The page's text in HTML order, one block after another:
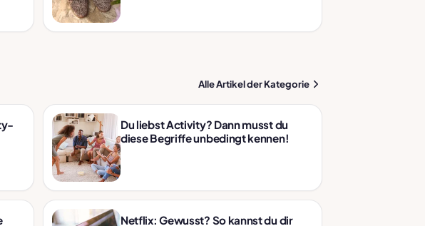
Alle Artikel der Kategorie
Du liebst Activity? Dann musst du
diese Begriffe unbedingt kennen!
Netflix: Gewusst? So kannst du dir